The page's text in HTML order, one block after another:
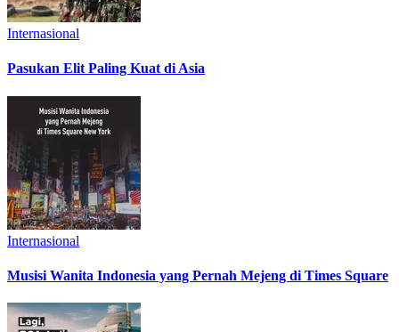
Internasional
Pasukan Elit Paling Kuat di Asia
Internasional
Musisi Wanita Indonesia yang Pernah Mejeng di Times Square